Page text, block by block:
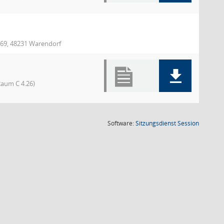
48231 Warendorf
C 4.26)
Software:SitzungsdienstSession(Wird in